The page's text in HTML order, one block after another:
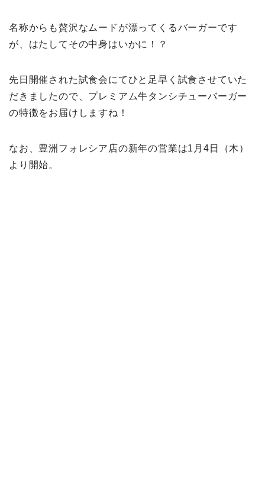
名称からも贅沢なムードが漂ってくるバーガーです
が、はたしてその中身はいかに！？
先日開催された試食会にてひと足早く試食させていた
だきましたので、プレミアム牛タンシチューバーガー
の特徴をお届けしますね！
なお、豊洲フォレシア店の新年の営業は1月4日（木）
より開始。